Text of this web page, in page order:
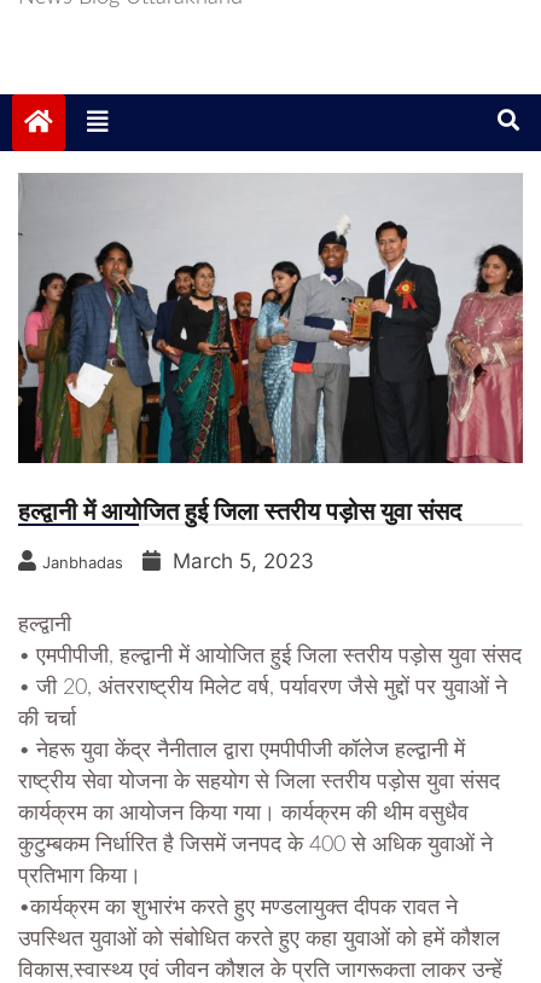
हल्द्वानी में आयोजित हुई जिला स्तरीय पड़ोस युवा संसद
Janbhadas March 5, 2023
हल्द्वानी
• एमपीपीजी, हल्द्वानी में आयोजित हुई जिला स्तरीय पड़ोस युवा संसद
• जी 20, अंतरराष्ट्रीय मिलेट वर्ष, पर्यावरण जैसे मुद्दों पर युवाओं ने
की चर्चा
• नेहरू युवा केंद्र नैनीताल द्वारा एमपीपीजी कॉलेज हल्द्वानी में
राष्ट्रीय सेवा योजना के सहयोग से जिला स्तरीय पड़ोस युवा संसद
कार्यक्रम का आयोजन किया गया। कार्यक्रम की थीम वसुधैव
कुटुम्बकम निर्धारित है जिसमें जनपद के 400 से अधिक युवाओं ने
प्रतिभाग किया।
•कार्यक्रम का शुभारंभ करते हुए मण्डलायुक्त दीपक रावत ने
उपस्थित युवाओं को संबोधित करते हुए कहा युवाओं को हमें कौशल
विकास,स्वास्थ्य एवं जीवन कौशल के प्रति जागरूकता लाकर उन्हें